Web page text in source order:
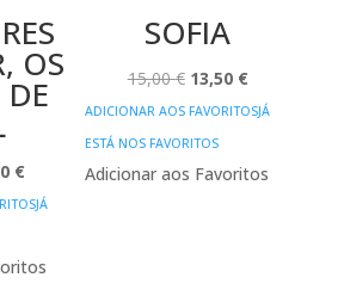
OS
DE
€O
PREÇO
É:
JÁ
SOFIA
15,00€ O
PREÇO
ORIGINAL
ERA:
13,50 €O
PREÇO
É:
ADICIONAR AOS FAVORITOSJÁ
ESTÁ NOS FAVORITOS
Adicionar aos Favoritos